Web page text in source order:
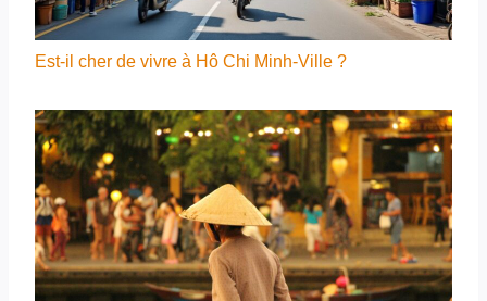
Est-il cher de vivre à Hô Chi Minh-Ville ?